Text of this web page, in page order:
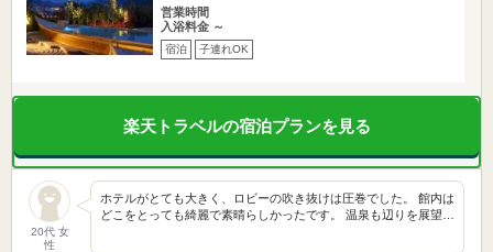
営業時間
入浴料金 ～
宿泊 子連れOK
楽天トラベルの宿泊プランを見る
20代 女
性
ホテルがとても大きく、ロビーの吹き抜けは圧巻でした。 館内は
どこをとっても綺麗で素晴らしかったです。 温泉も辺りを展望…